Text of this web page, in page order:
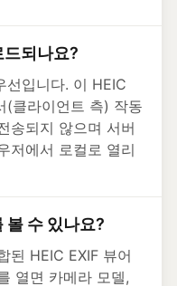
드되나요?
선입니다. 이 HEIC
(클라이언트 측) 작동
송되지 않으며 서버
저에서 로컬로 열리
볼 수 있나요?
된 HEIC EXIF 뷰어
열면 카메라 모델,